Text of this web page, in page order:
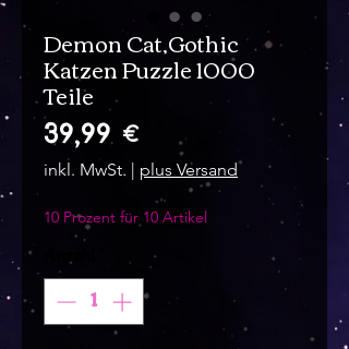
Demon Cat,Gothic
Katzen Puzzle 1000
Teile
39,99 €Preis
inkl. MwSt. | plus Versand
10 Prozent für 10 Artikel
Anzahl